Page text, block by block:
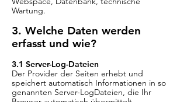
Wartung.
3. Welche Daten werden
erfasst und wie?
3.1 Server-Log-Dateien
Der Provider der Seiten erhebt und
speichert automatisch Informationen in so
genannten Server-LogDateien, die Ihr